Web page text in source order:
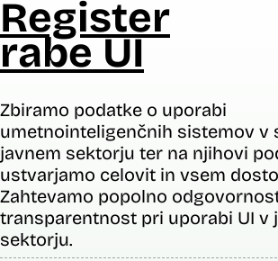
Register
rabe UI
Zbiramo podatke o uporabi
umetnointeligenčnih sistemov v
javnem sektorju ter na njihovi
ustvarjamo celovit in vsem
Zahtevamo popolno
transparentnost pri uporabi UI v
sektorju.